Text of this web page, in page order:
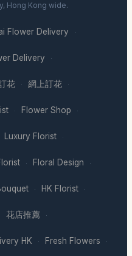
Hong Kong wide.
Flower Delivery ·
Delivery ·
花 · 網上訂花 ·
· Flower Shop ·
Luxury Florist ·
· Floral Design ·
· HK Florist ·
花店推薦 ·
HK · Fresh Flowers ·